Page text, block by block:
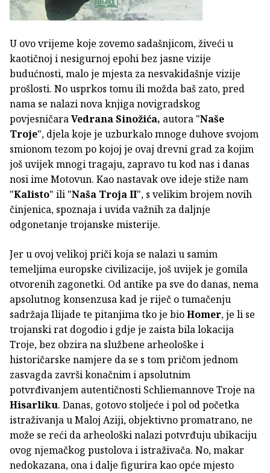
U ovo vrijeme koje zovemo sadašnjicom, živeći u
kaotičnoj i nesigurnoj epohi bez jasne vizije
budućnosti, malo je mjesta za nesvakidašnje vizije
prošlosti. No usprkos tomu ili možda baš zato, pred
nama se nalazi nova knjiga novigradskog
povjesničaraVedrana Sinožića, autora "Naše
Troje", djela koje je uzburkalo mnoge duhove svojom
smionom tezom po kojoj je ovaj drevni grad za kojim
još uvijek mnogi tragaju, zapravo tu kod nas i danas
nosi ime Motovun. Kao nastavak ove ideje stiže nam
"Kalisto" ili "Naša Troja II", s velikim brojem novih
činjenica, spoznaja i uvida važnih za daljnje
odgonetanje trojanske misterije.
Jer u ovoj velikoj priči koja se nalazi u samim
temeljima europske civilizacije, još uvijek je gomila
otvorenih zagonetki. Od antike pa sve do danas, nema
apsolutnog konsenzusa kad je riječ o tumačenju
sadržaja Ilijade te pitanjima tko je bioHomer, je li se
trojanski rat dogodio i gdje je zaista bila lokacija
Troje, bez obzira na službene arheološke i
historičarske namjere da se s tom pričom jednom
zasvagda završi konačnim i apsolutnim
potvrđivanjem autentičnosti Schliemannove Troje na
Hisarliku. Danas, gotovo stoljeće i pol od početka
istraživanja u Maloj Aziji, objektivno promatrano, ne
može se reći da arheološki nalazi potvrđuju ubikaciju
ovog njemačkog pustolova i istraživača. No, makar
nedokazana, ona i dalje figurira kao opće mjesto